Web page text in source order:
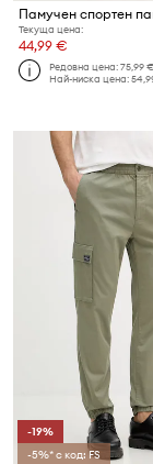
Текуща цена:
44,99 €
Редовна цена:75,99
Най-ниска цена:
-19%
-5%* с код: FS